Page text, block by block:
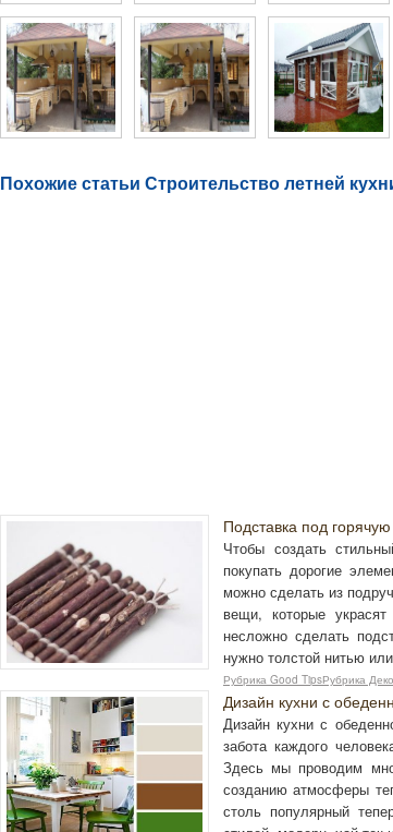
Похожие статьи Строительство летней
Подставка под
Чтобы создать
покупать дорогие
можно сделать из
вещи, которые
несложно сделать
нужно толстой нитью
Рубрика Good TipsРубрика
Дизайн кухни с
Дизайн кухни с
забота каждого
Здесь мы проводим
созданию атмосферы
столь популярный